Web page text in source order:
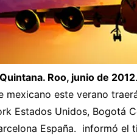
Roo, junio de 2012
mexicano este verano
Estados Unidos, Bogotá
España. informó el